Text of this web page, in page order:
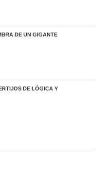
DE UN GIGANTE
DE LÓGICA Y